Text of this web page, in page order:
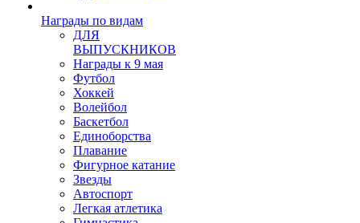
Награды по видам
ДЛЯ
ВЫПУСКНИКОВ
Награды к 9 мая
Футбол
Хоккей
Волейбол
Баскетбол
Единоборства
Плавание
Фигурное катание
Звезды
Автоспорт
Легкая атлетика